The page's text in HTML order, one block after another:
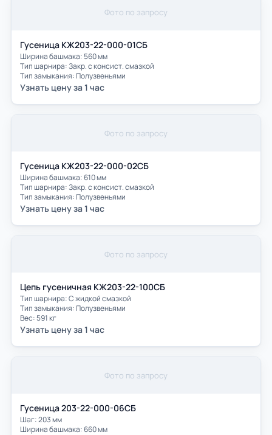
Фото по запросу
Гусеница КЖ203-22-000-01СБ
Ширина башмака: 560 мм
Тип шарнира: Закр. с консист. смазкой
Тип замыкания: Полузвеньями
Узнать цену за 1 час
Фото по запросу
Гусеница КЖ203-22-000-02СБ
Ширина башмака: 610 мм
Тип шарнира: Закр. с консист. смазкой
Тип замыкания: Полузвеньями
Узнать цену за 1 час
Фото по запросу
Цепь гусеничная КЖ203-22-100СБ
Тип шарнира: С жидкой смазкой
Тип замыкания: Полузвеньями
Вес: 591 кг
Узнать цену за 1 час
Фото по запросу
Гусеница 203-22-000-06СБ
Шаг: 203 мм
Ширина башмака: 660 мм